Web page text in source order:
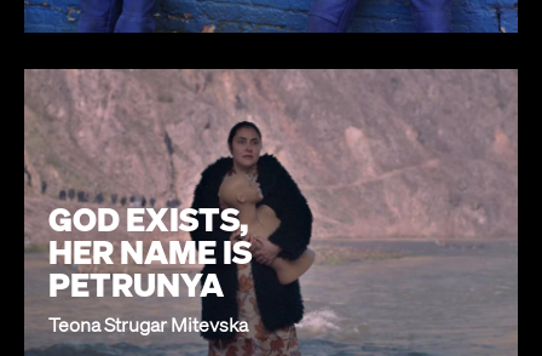
GOD EXISTS,
HER NAME IS
PETRUNYA
Teona Strugar Mitevska